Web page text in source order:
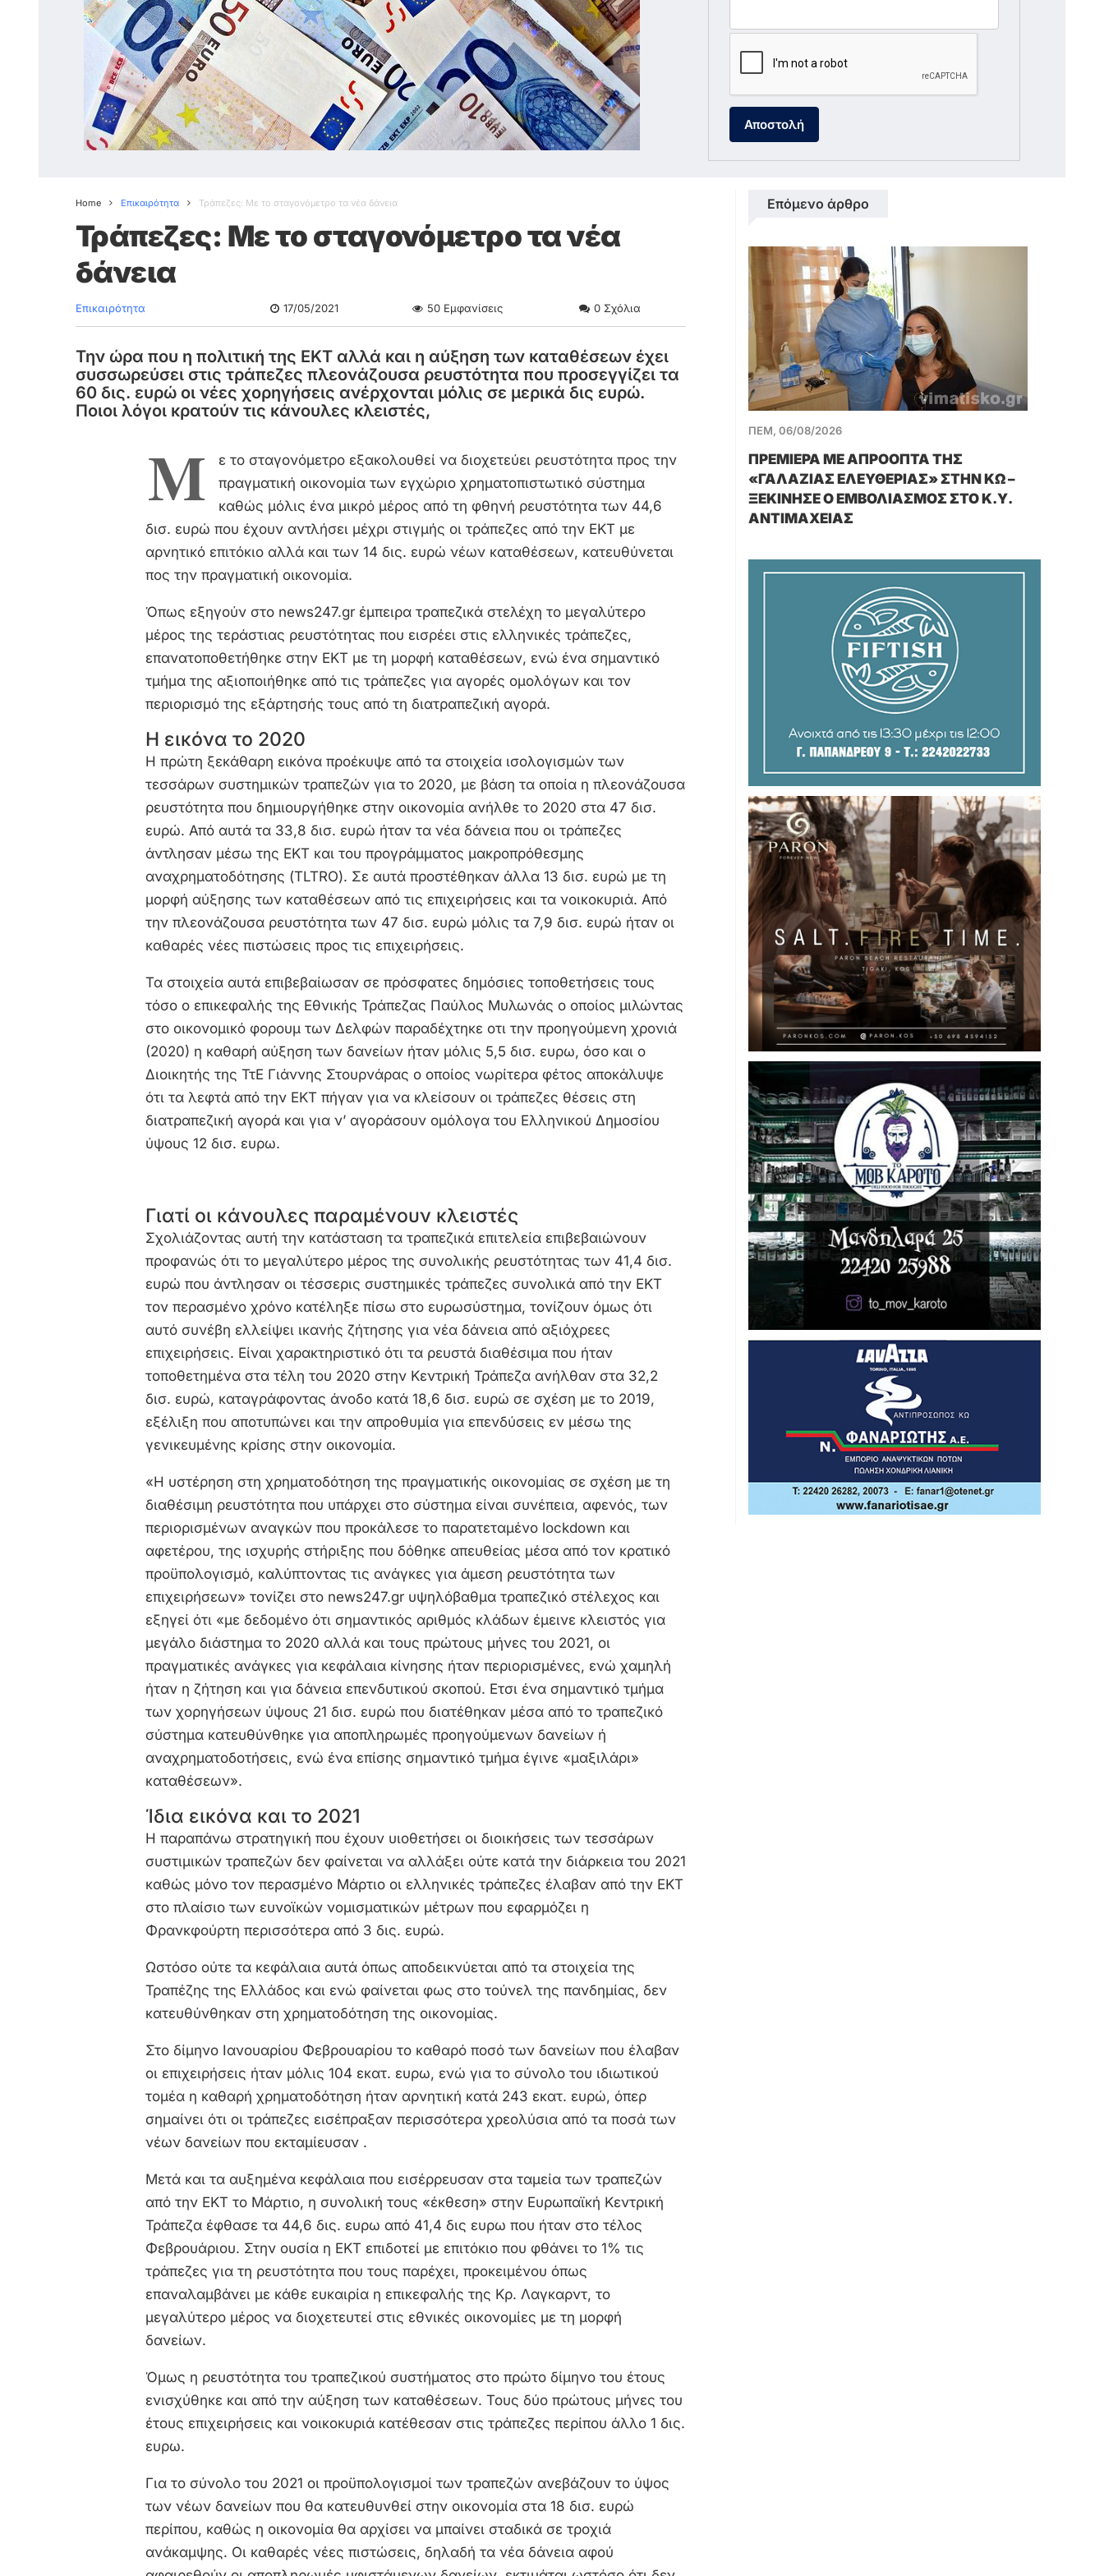
Αποστολή
Home Επικαιρότητα Τράπεζες: Με το σταγονόμετρο τα νέα δάνεια
Τράπεζες: Με το σταγονόμετρο τα νέα
δάνεια
Επικαιρότητα 17/05/2021 50Εμφανίσεις 0Σχόλια
Την ώρα που η πολιτική της ΕΚΤ αλλά και η αύξηση των καταθέσεων έχει
συσσωρεύσει στις τράπεζες πλεονάζουσα ρευστότητα που προσεγγίζει τα
60 δις. ευρώ οι νέες χορηγήσεις ανέρχονται μόλις σε μερικά δις ευρώ.
Ποιοι λόγοι κρατούν τις κάνουλες κλειστές,
Μ
ε το σταγονόμετρο εξακολουθεί να διοχετεύει ρευστότητα προς την
πραγματική οικονομία των εγχώριο χρηματοπιστωτικό σύστημα
καθώς μόλις ένα μικρό μέρος από τη φθηνή ρευστότητα των 44,6
δισ. ευρώ που έχουν αντλήσει μέχρι στιγμής οι τράπεζες από την ΕΚΤ με
αρνητικό επιτόκιο αλλά και των 14 δις. ευρώ νέων καταθέσεων, κατευθύνεται
πος την πραγματική οικονομία.
Όπως εξηγούν στο news247.gr έμπειρα τραπεζικά στελέχη το μεγαλύτερο
μέρος της τεράστιας ρευστότητας που εισρέει στις ελληνικές τράπεζες,
επανατοποθετήθηκε στην ΕΚΤ με τη μορφή καταθέσεων, ενώ ένα σημαντικό
τμήμα της αξιοποιήθηκε από τις τράπεζες για αγορές ομολόγων και τον
περιορισμό της εξάρτησής τους από τη διατραπεζική αγορά.
Η εικόνα το 2020
Η πρώτη ξεκάθαρη εικόνα προέκυψε από τα στοιχεία ισολογισμών των
τεσσάρων συστημικών τραπεζών για το 2020, με βάση τα οποία η πλεονάζουσα
ρευστότητα που δημιουργήθηκε στην οικονομία ανήλθε το 2020 στα 47 δισ.
ευρώ. Από αυτά τα 33,8 δισ. ευρώ ήταν τα νέα δάνεια που οι τράπεζες
άντλησαν μέσω της ΕΚΤ και του προγράμματος μακροπρόθεσμης
αναχρηματοδότησης (TLTRO). Σε αυτά προστέθηκαν άλλα 13 δισ. ευρώ με τη
μορφή αύξησης των καταθέσεων από τις επιχειρήσεις και τα νοικοκυριά. Από
την πλεονάζουσα ρευστότητα των 47 δισ. ευρώ μόλις τα 7,9 δισ. ευρώ ήταν οι
καθαρές νέες πιστώσεις προς τις επιχειρήσεις.
Τα στοιχεία αυτά επιβεβαίωσαν σε πρόσφατες δημόσιες τοποθετήσεις τους
τόσο ο επικεφαλής της Εθνικής Τράπεζας Παύλος Μυλωνάς ο οποίος μιλώντας
στο οικονομικό φορουμ των Δελφών παραδέχτηκε οτι την προηγούμενη χρονιά
(2020) η καθαρή αύξηση των δανείων ήταν μόλις 5,5 δισ. ευρω, όσο και ο
Διοικητής της ΤτΕ Γιάννης Στουρνάρας ο οποίος νωρίτερα φέτος αποκάλυψε
ότι τα λεφτά από την ΕΚΤ πήγαν για να κλείσουν οι τράπεζες θέσεις στη
διατραπεζική αγορά και για ν’ αγοράσουν ομόλογα του Ελληνικού Δημοσίου
ύψους 12 δισ. ευρω.
Γιατί οι κάνουλες παραμένουν κλειστές
Σχολιάζοντας αυτή την κατάσταση τα τραπεζικά επιτελεία επιβεβαιώνουν
προφανώς ότι το μεγαλύτερο μέρος της συνολικής ρευστότητας των 41,4 δισ.
ευρώ που άντλησαν οι τέσσερις συστημικές τράπεζες συνολικά από την ΕΚΤ
τον περασμένο χρόνο κατέληξε πίσω στο ευρωσύστημα, τονίζουν όμως ότι
αυτό συνέβη ελλείψει ικανής ζήτησης για νέα δάνεια από αξιόχρεες
επιχειρήσεις. Είναι χαρακτηριστικό ότι τα ρευστά διαθέσιμα που ήταν
τοποθετημένα στα τέλη του 2020 στην Κεντρική Τράπεζα ανήλθαν στα 32,2
δισ. ευρώ, καταγράφοντας άνοδο κατά 18,6 δισ. ευρώ σε σχέση με το 2019,
εξέλιξη που αποτυπώνει και την απροθυμία για επενδύσεις εν μέσω της
γενικευμένης κρίσης στην οικονομία.
«Η υστέρηση στη χρηματοδότηση της πραγματικής οικονομίας σε σχέση με τη
διαθέσιμη ρευστότητα που υπάρχει στο σύστημα είναι συνέπεια, αφενός, των
περιορισμένων αναγκών που προκάλεσε το παρατεταμένο lockdown και
αφετέρου, της ισχυρής στήριξης που δόθηκε απευθείας μέσα από τον κρατικό
προϋπολογισμό, καλύπτοντας τις ανάγκες για άμεση ρευστότητα των
επιχειρήσεων» τονίζει στο news247.gr υψηλόβαθμα τραπεζικό στέλεχος και
εξηγεί ότι «με δεδομένο ότι σημαντικός αριθμός κλάδων έμεινε κλειστός για
μεγάλο διάστημα το 2020 αλλά και τους πρώτους μήνες του 2021, οι
πραγματικές ανάγκες για κεφάλαια κίνησης ήταν περιορισμένες, ενώ χαμηλή
ήταν η ζήτηση και για δάνεια επενδυτικού σκοπού. Ετσι ένα σημαντικό τμήμα
των χορηγήσεων ύψους 21 δισ. ευρώ που διατέθηκαν μέσα από το τραπεζικό
σύστημα κατευθύνθηκε για αποπληρωμές προηγούμενων δανείων ή
αναχρηματοδοτήσεις, ενώ ένα επίσης σημαντικό τμήμα έγινε «μαξιλάρι»
καταθέσεων».
Ίδια εικόνα και το 2021
Η παραπάνω στρατηγική που έχουν υιοθετήσει οι διοικήσεις των τεσσάρων
συστιμικών τραπεζών δεν φαίνεται να αλλάξει ούτε κατά την διάρκεια του 2021
καθώς μόνο τον περασμένο Μάρτιο οι ελληνικές τράπεζες έλαβαν από την ΕΚΤ
στο πλαίσιο των ευνοϊκών νομισματικών μέτρων που εφαρμόζει η
Φρανκφούρτη περισσότερα από 3 δις. ευρώ.
Ωστόσο ούτε τα κεφάλαια αυτά όπως αποδεικνύεται από τα στοιχεία της
Τραπέζης της Ελλάδος και ενώ φαίνεται φως στο τούνελ της πανδημίας, δεν
κατευθύνθηκαν στη χρηματοδότηση της οικονομίας.
Στο δίμηνο Ιανουαρίου Φεβρουαρίου το καθαρό ποσό των δανείων που έλαβαν
οι επιχειρήσεις ήταν μόλις 104 εκατ. ευρω, ενώ για το σύνολο του ιδιωτικού
τομέα η καθαρή χρηματοδότηση ήταν αρνητική κατά 243 εκατ. ευρώ, όπερ
σημαίνει ότι οι τράπεζες εισέπραξαν περισσότερα χρεολύσια από τα ποσά των
νέων δανείων που εκταμίευσαν .
Μετά και τα αυξημένα κεφάλαια που εισέρρευσαν στα ταμεία των τραπεζών
από την ΕΚΤ το Μάρτιο, η συνολική τους «έκθεση» στην Ευρωπαϊκή Κεντρική
Τράπεζα έφθασε τα 44,6 δις. ευρω από 41,4 δις ευρω που ήταν στο τέλος
Φεβρουάριου. Στην ουσία η ΕΚΤ επιδοτεί με επιτόκιο που φθάνει το 1% τις
τράπεζες για τη ρευστότητα που τους παρέχει, προκειμένου όπως
επαναλαμβάνει με κάθε ευκαιρία η επικεφαλής της Κρ. Λαγκαρντ, το
μεγαλύτερο μέρος να διοχετευτεί στις εθνικές οικονομίες με τη μορφή
δανείων.
Όμως η ρευστότητα του τραπεζικού συστήματος στο πρώτο δίμηνο του έτους
ενισχύθηκε και από την αύξηση των καταθέσεων. Τους δύο πρώτους μήνες του
έτους επιχειρήσεις και νοικοκυριά κατέθεσαν στις τράπεζες περίπου άλλο 1 δις.
ευρω.
Για το σύνολο του 2021 οι προϋπολογισμοί των τραπεζών ανεβάζουν το ύψος
των νέων δανείων που θα κατευθυνθεί στην οικονομία στα 18 δισ. ευρώ
περίπου, καθώς η οικονομία θα αρχίσει να μπαίνει σταδικά σε τροχιά
ανάκαμψης. Οι καθαρές νέες πιστώσεις, δηλαδή τα νέα δάνεια αφού
Επόμενο άρθρο
ΠΕΜ, 06/08/2026
ΠΡΕΜΙΕΡΑ ΜΕ ΑΠΡΟΟΠΤΑ ΤΗΣ
«ΓΑΛΑΖΙΑΣ ΕΛΕΥΘΕΡΙΑΣ» ΣΤΗΝ ΚΩ –
ΞΕΚΙΝΗΣΕ Ο ΕΜΒΟΛΙΑΣΜΟΣ ΣΤΟ Κ.Υ.
ΑΝΤΙΜΑΧΕΙΑΣ